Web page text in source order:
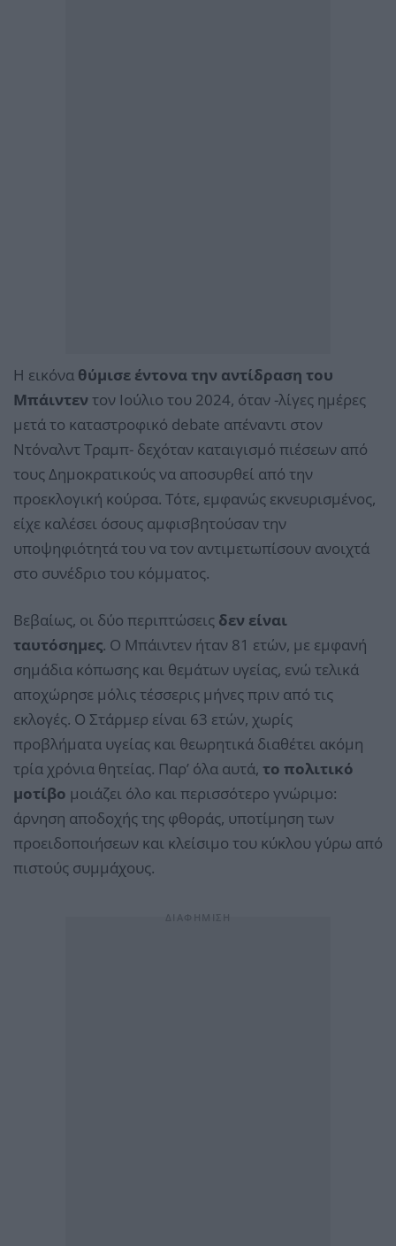
Η εικόνα θύμισε έντονα την αντίδραση του
Μπάιντεν τον Ιούλιο του 2024, όταν -λίγες ημέρες
μετά το καταστροφικό debate απέναντι στον
Ντόναλντ Τραμπ- δεχόταν καταιγισμό πιέσεων από
τους Δημοκρατικούς να αποσυρθεί από την
προεκλογική κούρσα. Τότε, εμφανώς εκνευρισμένος,
είχε καλέσει όσους αμφισβητούσαν την
υποψηφιότητά του να τον αντιμετωπίσουν ανοιχτά
στο συνέδριο του κόμματος.
Βεβαίως, οι δύο περιπτώσεις δεν είναι
ταυτόσημες. Ο Μπάιντεν ήταν 81 ετών, με εμφανή
σημάδια κόπωσης και θεμάτων υγείας, ενώ τελικά
αποχώρησε μόλις τέσσερις μήνες πριν από τις
εκλογές. Ο Στάρμερ είναι 63 ετών, χωρίς
προβλήματα υγείας και θεωρητικά διαθέτει ακόμη
τρία χρόνια θητείας. Παρ’ όλα αυτά, το πολιτικό
μοτίβο μοιάζει όλο και περισσότερο γνώριμο:
άρνηση αποδοχής της φθοράς, υποτίμηση των
προειδοποιήσεων και κλείσιμο του κύκλου γύρω από
πιστούς συμμάχους.